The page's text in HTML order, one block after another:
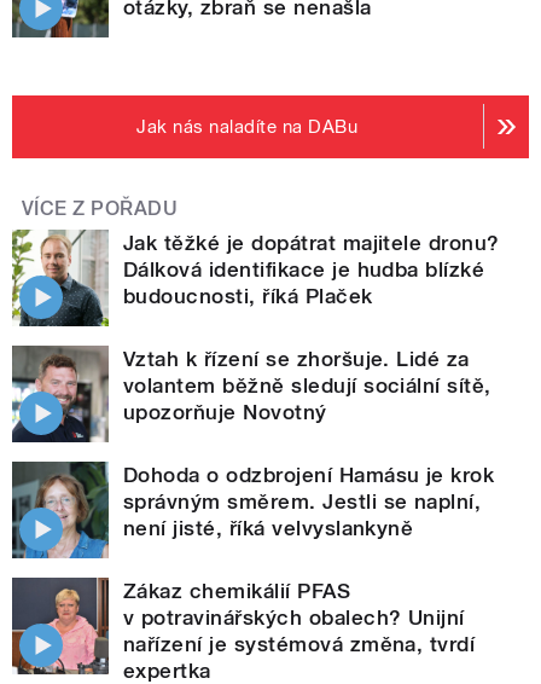
otázky, zbraň se nenašla
Jak nás naladíte na DABu
VÍCE Z POŘADU
Jak těžké je dopátrat majitele dronu?
Dálková identifikace je hudba blízké
budoucnosti, říká Plaček
Vztah k řízení se zhoršuje. Lidé za
volantem běžně sledují sociální sítě,
upozorňuje Novotný
Dohoda o odzbrojení Hamásu je krok
správným směrem. Jestli se naplní,
není jisté, říká velvyslankyně
Zákaz chemikálií PFAS
v potravinářských obalech? Unijní
nařízení je systémová změna, tvrdí
expertka